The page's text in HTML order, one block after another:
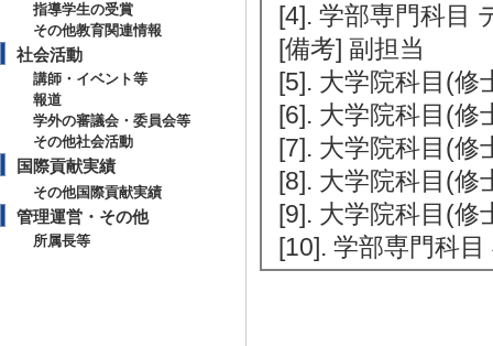
指導学生の受賞
その他教育関連情報
社会活動
講師・イベント等
報道
学外の審議会・委員会等
その他社会活動
国際貢献実績
その他国際貢献実績
管理運営・その他
所属長等
[4]. 学部専門科目
[備考] 副担当
[5]. 大学院科目(修
[6]. 大学院科目(修
[7]. 大学院科目(修
[8]. 大学院科目(修
[9]. 大学院科目(修
[10]. 学部専門科